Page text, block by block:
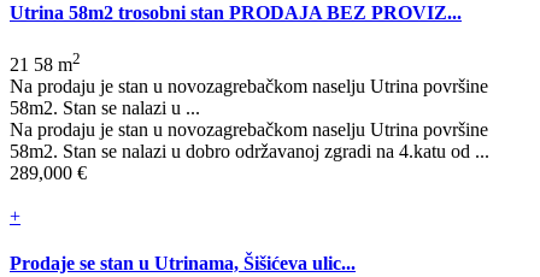
Utrina 58m2 trosobni stan PRODAJA BEZ PROVIZ...
21 58 m2
Na prodaju je stan u novozagrebačkom naselju Utrina površine
58m2. Stan se nalazi u ...
Na prodaju je stan u novozagrebačkom naselju Utrina površine
58m2. Stan se nalazi u dobro održavanoj zgradi na 4.katu od ...
289,000 €
+
Prodaje se stan u Utrinama, Šišićeva ulic...